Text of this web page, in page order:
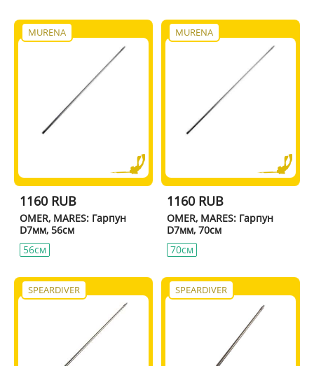
MURENA
1160 RUB
OMER, MARES: Гарпун
D7мм, 56см
56см
MURENA
1160 RUB
OMER, MARES: Гарпун
D7мм, 70см
70см
SPEARDIVER SPEARDIVER